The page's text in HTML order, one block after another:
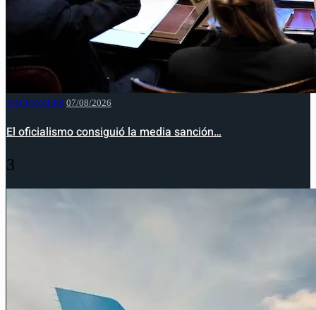
NACIONALES 07/08/2026
El oficialismo consiguió la media sanción…
3